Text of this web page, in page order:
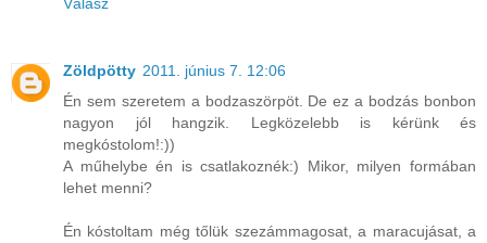
Válasz
Zöldpötty 2011. június 7. 12:06
Én sem szeretem a bodzaszörpöt. De ez a bodzás bonbon
nagyon jól hangzik. Legközelebb is kérünk és
megkóstolom!:))
A műhelybe én is csatlakoznék:) Mikor, milyen formában
lehet menni?
Én kóstoltam még tőlük szezámmagosat, a maracujásat, a